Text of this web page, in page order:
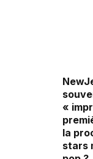
«
la
stars